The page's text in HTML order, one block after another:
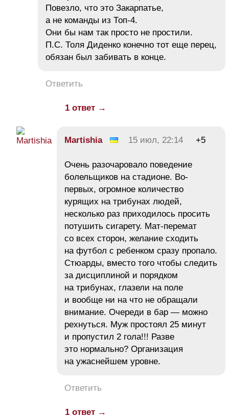
Повезло, что это Закарпатье,
а не команды из Топ-4.
Они бы нам так просто не простили.
П.С. Толя Диденко конечно тот еще перец,
обязан был забивать в конце.
Ответить
1 ответ →
Martishia 15 июл, 22:14 +5
Очень разочаровало поведение
болельщиков на стадионе. Во-
первых, огромное количество
курящих на трибунах людей,
несколько раз приходилось просить
потушить сигарету. Мат-перемат
со всех сторон, желание сходить
на футбол с ребенком сразу пропало.
Стюарды, вместо того чтобы следить
за дисциплиной и порядком
на трибунах, глазели на поле
и вообще ни на что не обращали
внимание. Очереди в бар — можно
рехнуться. Муж простоял 25 минут
и пропустил 2 гола!!! Разве
это нормально? Организация
на ужаснейшем уровне.
Ответить
1 ответ →